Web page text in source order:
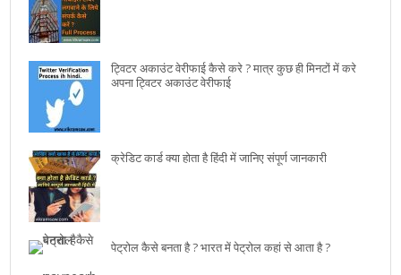
ट्विटर अकाउंट वेरीफाई कैसे करे ? मात्र कुछ ही मिनटों में करे
अपना ट्विटर अकाउंट वेरीफाई
क्रेडिट कार्ड क्या होता है हिंदी में जानिए संपूर्ण जानकारी
पेट्रोल कैसे बनता है ? भारत में पेट्रोल कहां से आता है ?